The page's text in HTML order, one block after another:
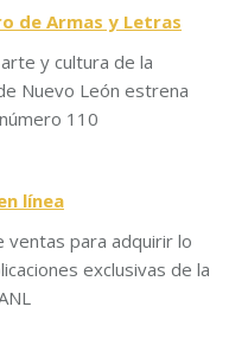
de Armas y Letras
y cultura de la
Nuevo León estrena
110
línea
ventas para adquirir lo
exclusivas de la